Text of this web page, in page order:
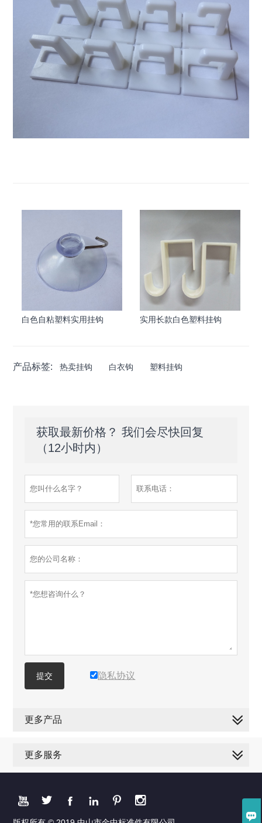

白色自粘塑料实用挂钩 实用长款白色塑料挂钩
产品标签: 热卖挂钩 白衣钩 塑料挂钩
获取最新价格？ 我们会尽快回复
（12小时内）
提交 隐私协议
更多产品
更多服务
     